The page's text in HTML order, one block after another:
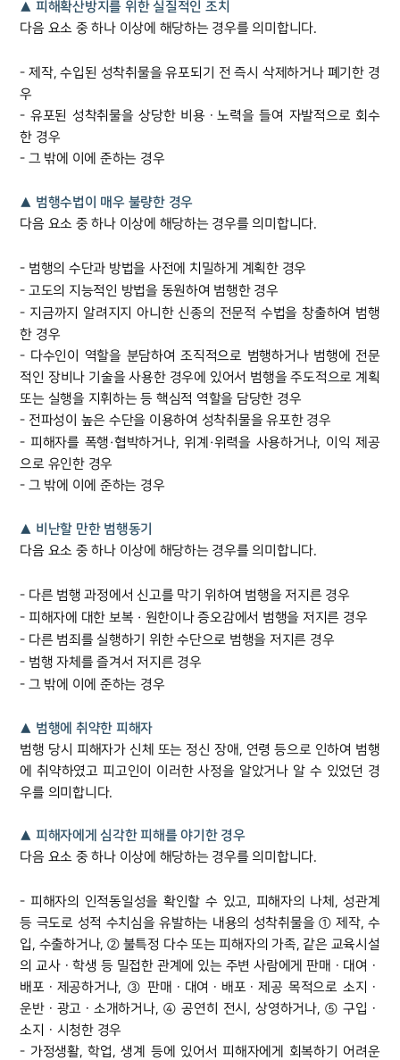
▲ 피해확산방지를 위한 실질적인 조치
다음 요소 중 하나 이상에 해당하는 경우를 의미합니다.
- 제작, 수입된 성착취물을 유포되기 전 즉시 삭제하거나 폐기한 경
우
- 유포된 성착취물을 상당한 비용ㆍ노력을 들여 자발적으로 회수
한 경우
- 그 밖에 이에 준하는 경우
▲ 범행수법이 매우 불량한 경우
다음 요소 중 하나 이상에 해당하는 경우를 의미합니다.
- 범행의 수단과 방법을 사전에 치밀하게 계획한 경우
- 고도의 지능적인 방법을 동원하여 범행한 경우
- 지금까지 알려지지 아니한 신종의 전문적 수법을 창출하여 범행
한 경우
- 다수인이 역할을 분담하여 조직적으로 범행하거나 범행에 전문
적인 장비나 기술을 사용한 경우에 있어서 범행을 주도적으로 계획
또는 실행을 지휘하는 등 핵심적 역할을 담당한 경우
- 전파성이 높은 수단을 이용하여 성착취물을 유포한 경우
- 피해자를 폭행·협박하거나, 위계·위력을 사용하거나, 이익 제공
으로 유인한 경우
- 그 밖에 이에 준하는 경우
▲ 비난할 만한 범행동기
다음 요소 중 하나 이상에 해당하는 경우를 의미합니다.
- 다른 범행 과정에서 신고를 막기 위하여 범행을 저지른 경우
- 피해자에 대한 보복 · 원한이나 증오감에서 범행을 저지른 경우
- 다른 범죄를 실행하기 위한 수단으로 범행을 저지른 경우
- 범행 자체를 즐겨서 저지른 경우
- 그 밖에 이에 준하는 경우
▲ 범행에 취약한 피해자
범행 당시 피해자가 신체 또는 정신 장애, 연령 등으로 인하여 범행
에 취약하였고 피고인이 이러한 사정을 알았거나 알 수 있었던 경
우를 의미합니다.
▲ 피해자에게 심각한 피해를 야기한 경우
다음 요소 중 하나 이상에 해당하는 경우를 의미합니다.
- 피해자의 인적동일성을 확인할 수 있고, 피해자의 나체, 성관계
등 극도로 성적 수치심을 유발하는 내용의 성착취물을 ① 제작, 수
입, 수출하거나, ② 불특정 다수 또는 피해자의 가족, 같은 교육시설
의 교사ㆍ학생 등 밀접한 관계에 있는 주변 사람에게 판매ㆍ대여ㆍ
배포ㆍ제공하거나, ③ 판매ㆍ대여ㆍ배포ㆍ제공 목적으로 소지ㆍ
운반ㆍ광고ㆍ소개하거나, ④ 공연히 전시, 상영하거나, ⑤ 구입ㆍ
소지ㆍ시청한 경우
- 가정생활, 학업, 생계 등에 있어서 피해자에게 회복하기 어려운